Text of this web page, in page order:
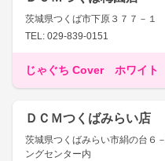
茨城県つくば市下原３７７－１
TEL: 029-839-0151
じゃぐち Cover ホワイト
ＤＣＭつくばみらい店
茨城県つくばみらい市絹の台６
ングセンター内